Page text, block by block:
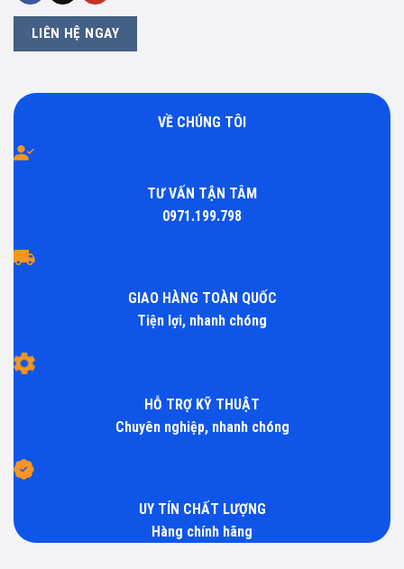
LIÊN HỆ NGAY
VỀ CHÚNG TÔI
TƯ VẤN TẬN TÂM
0971.199.798
GIAO HÀNG TOÀN QUỐC
Tiện lợi, nhanh chóng
HỖ TRỢ KỸ THUẬT
Chuyên nghiệp, nhanh chóng
UY TÍN CHẤT LƯỢNG
Hàng chính hãng